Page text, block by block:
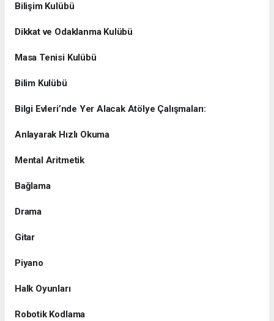
Bilişim Kulübü
Dikkat ve Odaklanma Kulübü
Masa Tenisi Kulübü
Bilim Kulübü
Bilgi Evleri’nde Yer Alacak Atölye Çalışmaları:
Anlayarak Hızlı Okuma
Mental Aritmetik
Bağlama
Drama
Gitar
Piyano
Halk Oyunları
Robotik Kodlama